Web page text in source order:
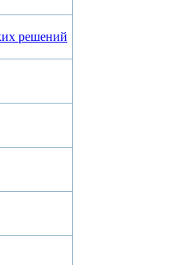
решений